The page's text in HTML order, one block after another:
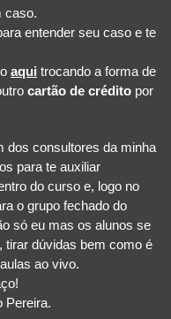
caso.
entender seu caso e te
aqui trocando a forma de
cartão de crédito por
dos consultores da minha
para te auxiliar
do curso e, logo no
o grupo fechado do
só eu mas os alunos se
tirar dúvidas bem como é
ao vivo.
Pereira.